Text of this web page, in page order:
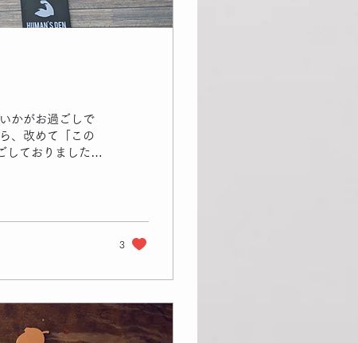
かがお過ごしで
、改めて「この
しておりました。
ましょう!! ​本年
ただきます。 ジ
DEN オーナ
3